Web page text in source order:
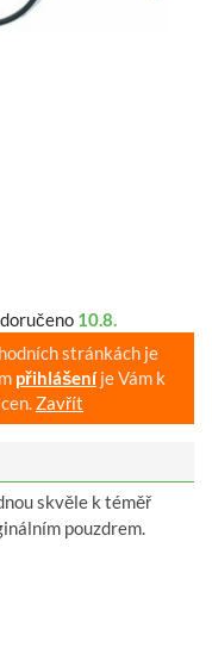
10.8.
stránkách je
přihlášeníje Vám k
Zavřít
skvěle k téměř
pouzdrem.